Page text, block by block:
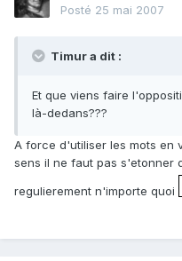
Posté 25 mai 2007
Timur a dit :
Et que viens faire
là-dedans???
A force d'utiliser les mots en
sens il ne faut pas s'etonner
regulierement n'importe quoi